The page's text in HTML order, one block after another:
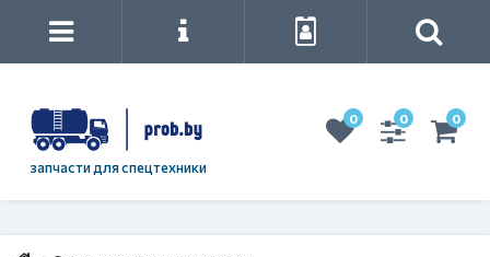
запчасти для спецтехники
0 0 0